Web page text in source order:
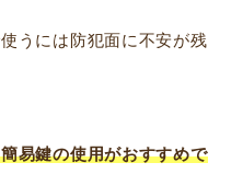
うには防犯面に不安が残
易鍵の使用がおすすめで